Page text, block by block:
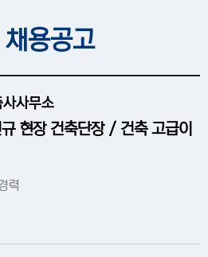
용공고
사무소
현장 건축단장 / 건축 고급이
력